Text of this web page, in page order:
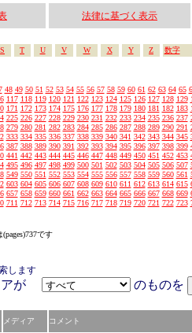
法律に基づく表示
S T U V W X Y Z 数字
48 49 50 51 52 53 54 55 56 57 58 59 60 61 62 63 64 65
117 118 119 120 121 122 123 124 125 126 127 128 129
171 172 173 174 175 176 177 178 179 180 181 182 183
225 226 227 228 229 230 231 232 233 234 235 236 237
279 280 281 282 283 284 285 286 287 288 289 290 291
333 334 335 336 337 338 339 340 341 342 343 344 345
387 388 389 390 391 392 393 394 395 396 397 398 399
441 442 443 444 445 446 447 448 449 450 451 452 453
495 496 497 498 499 500 501 502 503 504 505 506 507
549 550 551 552 553 554 555 556 557 558 559 560 561
603 604 605 606 607 608 609 610 611 612 613 614 615
657 658 659 660 661 662 663 664 665 666 667 668 669
711 712 713 714 715 716 717 718 719 720 721 722 723
です
します
が のものを
メディア コメント